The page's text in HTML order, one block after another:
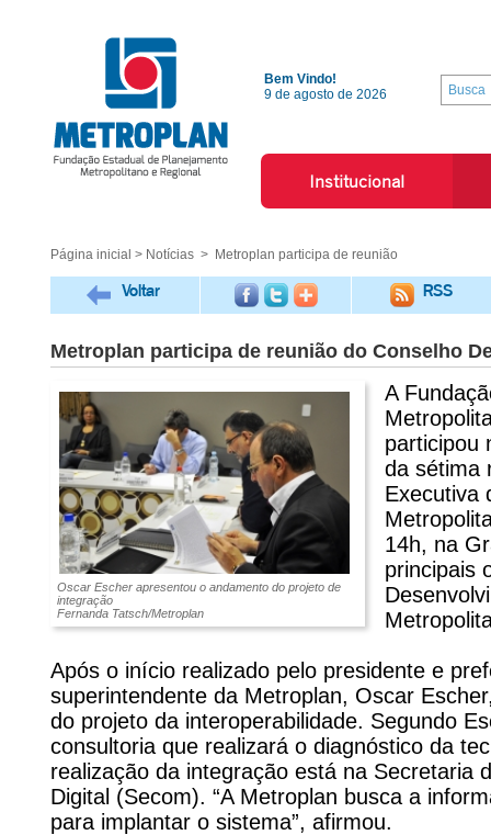
Bem Vindo!
9 de agosto de 2026
Institucional
Página inicial > Notícias > Metroplan participa de reunião
Voltar RSS
Metroplan participa de reunião do Conselho
Oscar Escher apresentou o andamento do projeto de
integração
Fernanda Tatsch/Metroplan
A
participou
da sétima
Executiva
14h, na
principais
Após o início realizado pelo presidente e
superintendente da Metroplan, Oscar
do projeto da interoperabilidade. Segundo
consultoria que realizará o diagnóstico da
realização da integração está na Secretaria
Digital (Secom). “A Metroplan busca a
para implantar o sistema”, afirmou.